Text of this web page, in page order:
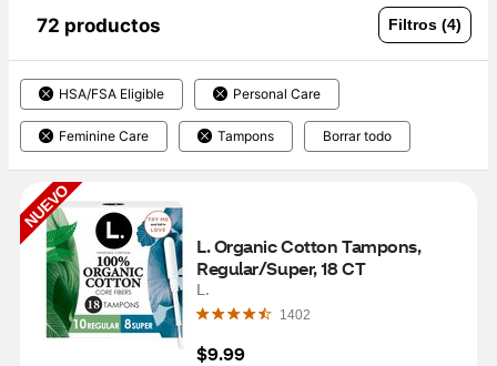
72 productos Filtros (4)
HSA/FSA Eligible Personal Care
Feminine Care Tampons Borrar todo
NUEVO
L. Organic Cotton Tampons,
Regular/Super, 18 CT
L.
1402
$9.99